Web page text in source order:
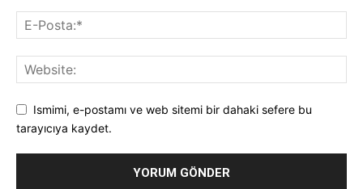
Ismimi, e-postamı ve web sitemi bir dahaki sefere bu
tarayıcıya kaydet.